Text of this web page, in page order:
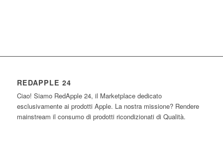
REDAPPLE 24
Ciao! Siamo RedApple 24, il Marketplace dedicato
esclusivamente ai prodotti Apple. La nostra missione? Rendere
mainstream il consumo di prodotti ricondizionati di Qualità.